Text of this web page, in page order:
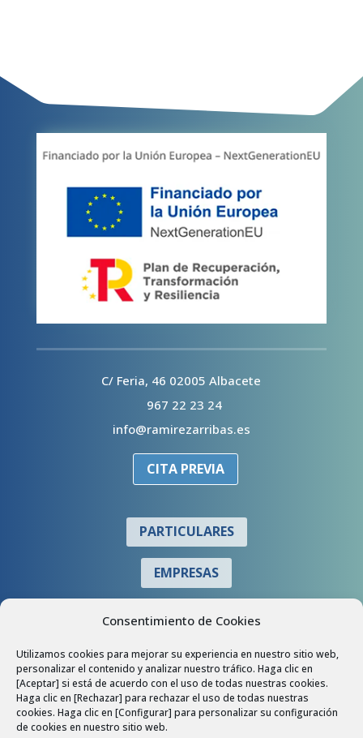
Consentimiento de Cookies
Utilizamos cookies para mejorar su experiencia en nuestro sitio web,
personalizar el contenido y analizar nuestro tráfico. Haga clic en
[Aceptar] si está de acuerdo con el uso de todas nuestras cookies.
Haga clic en [Rechazar] para rechazar el uso de todas nuestras
cookies. Haga clic en [Configurar] para personalizar su configuración
de cookies en nuestro sitio web.
C/ Feria, 46 02005 Albacete
967 22 23 24
info@ramirezarribas.es
CITA PREVIA
PARTICULARES
EMPRESAS
COLABORADORES